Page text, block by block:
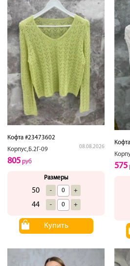
Кофта #23473602
Корпус,Б.2Г-09
08.08.2026
805 руб
Размеры
50 - +
44 - +
Купить
575